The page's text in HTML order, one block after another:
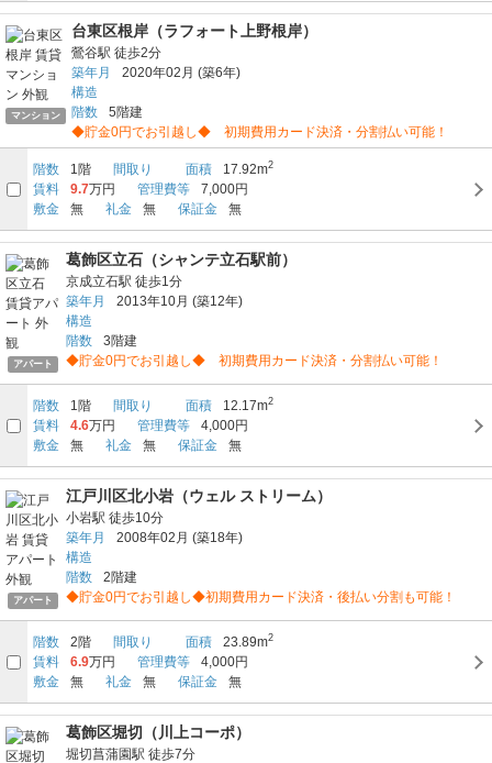
マンション
台東区根岸（ラフォート上野根岸）
鶯谷駅 徒歩2分
築年月
2020年02月 (築6年)
構造
階数
5階建
◆貯金0円でお引越し◆ 初期費用カード決済・分割払い可能！
階数 1階 間取り 面積 17.92m2
賃料 9.7万円 管理費等
7,000円
敷金
無 礼金 無 保証金 無
アパート
葛飾区立石（シャンテ立石駅前）
京成立石駅 徒歩1分
築年月
2013年10月 (築12年)
構造
階数
3階建
◆貯金0円でお引越し◆ 初期費用カード決済・分割払い可能！
階数 1階 間取り 面積 12.17m2
賃料 4.6万円 管理費等
4,000円
敷金
無 礼金 無 保証金 無
アパート
江戸川区北小岩（ウェル ストリーム）
小岩駅 徒歩10分
築年月
2008年02月 (築18年)
構造
階数
2階建
◆貯金0円でお引越し◆初期費用カード決済・後払い分割も可能！
階数 2階 間取り 面積 23.89m2
賃料 6.9万円 管理費等
4,000円
敷金
無 礼金 無 保証金 無
葛飾区堀切（川上コーポ）
堀切菖蒲園駅 徒歩7分